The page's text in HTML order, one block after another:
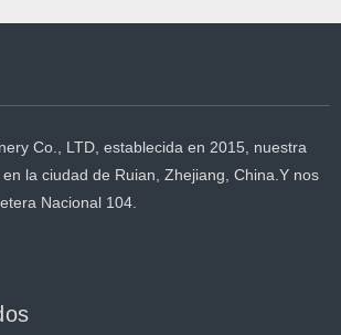
Co., LTD, establecida en 2015, nuestra
la ciudad de Ruian, Zhejiang, China.Y nos
Nacional 104.